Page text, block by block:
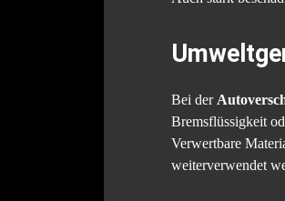
Bei der
Bremsflüssigkeit
Verwertbare
weiterverwendet